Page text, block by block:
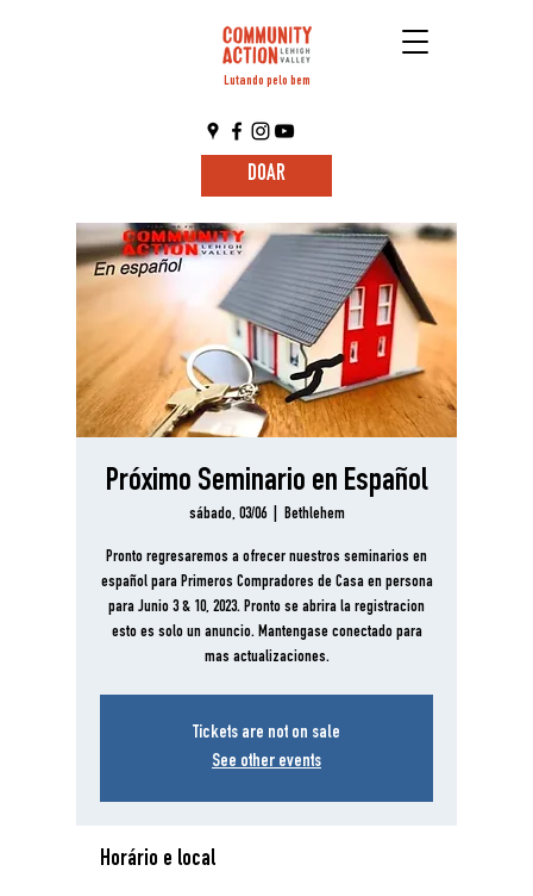
Lutando pelo bem
DOAR
Próximo Seminario en Español
sábado, 03/06
  |
Bethlehem
Pronto regresaremos a ofrecer nuestros seminarios en
español para Primeros Compradores de Casa en persona
para Junio 3 & 10, 2023. Pronto se abrira la registracion
esto es solo un anuncio. Mantengase conectado para
mas actualizaciones.
Tickets are not on sale
See other events
Horário e local